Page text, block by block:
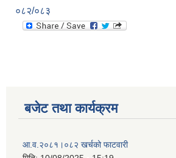
०८२/०८३
बजेट तथा कार्यक्रम
आ‍.व.२०८१।०८२ खर्चको फाटवारी